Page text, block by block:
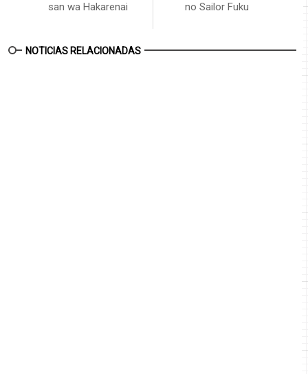
no Sailor Fuku
san wa Hakarenai
NOTICIAS RELACIONADAS